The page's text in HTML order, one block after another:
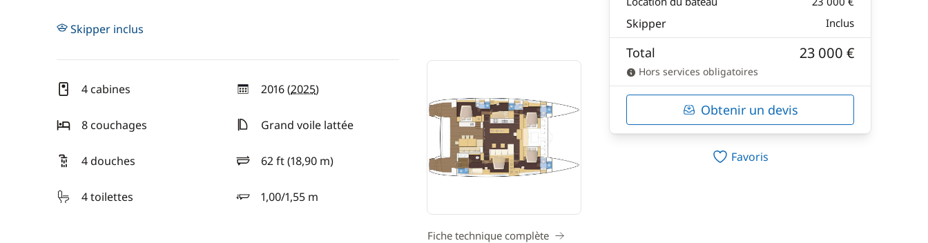
Skipper inclus
4 cabines 2016 (2025)
année
8 couchages
Grand voile lattée
4 douches 62 ft (18,90 m)
longueur
4 toilettes
1,00/1,55 m
tirant d'eau
Fiche technique complète
Skipper Inclus
Total 23 000 €
Hors services obligatoires
Obtenir un devis
Favoris